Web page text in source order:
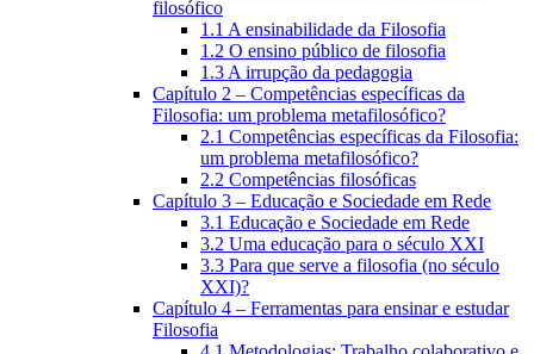
filosófico
1.1 A ensinabilidade da Filosofia
1.2 O ensino público de filosofia
1.3 A irrupção da pedagogia
Capítulo 2 – Competências específicas da
Filosofia: um problema metafilosófico?
2.1 Competências específicas da Filosofia:
um problema metafilosófico?
2.2 Competências filosóficas
Capítulo 3 – Educação e Sociedade em Rede
3.1 Educação e Sociedade em Rede
3.2 Uma educação para o século XXI
3.3 Para que serve a filosofia (no século
XXI)?
Capítulo 4 – Ferramentas para ensinar e estudar
Filosofia